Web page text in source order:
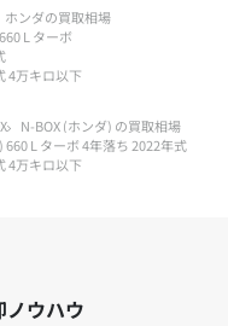
ホンダの買取相場
L ターボ
4万キロ以下
N-BOX (ホンダ) の買取相場
660 L ターボ 4年落ち 2022年式
4万キロ以下
ウハウ